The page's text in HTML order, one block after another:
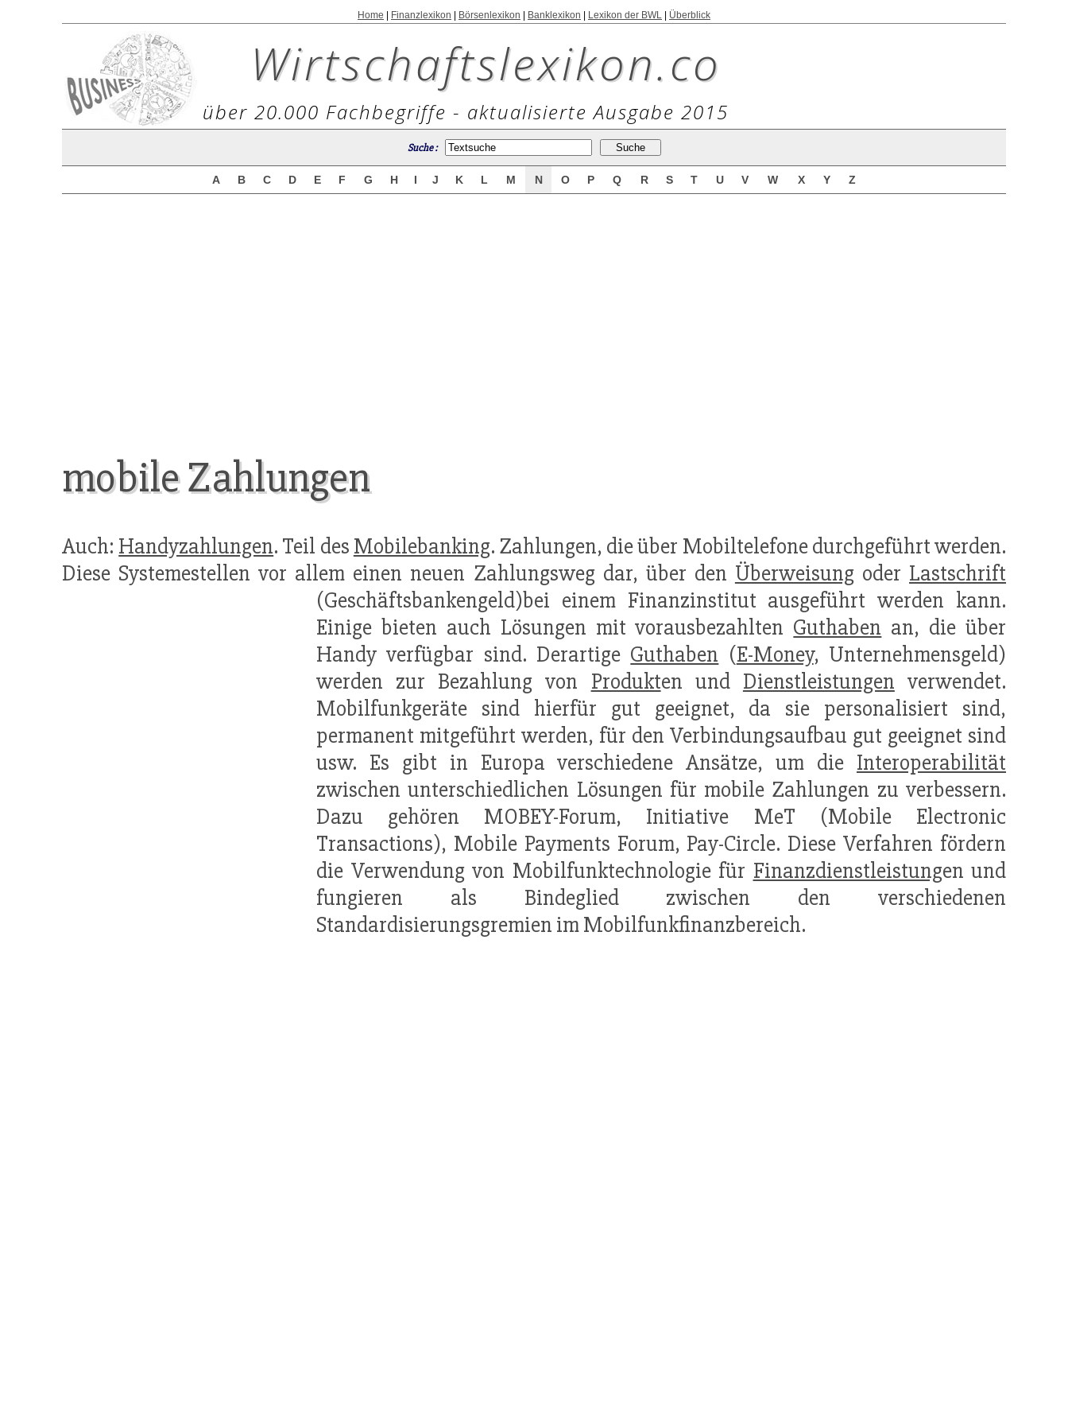
Home Finanzlexikon Börsenlexikon Banklexikon Lexikon der BWL Überblick
Wirtschaftslexikon.co
über 20.000 Fachbegriffe - aktualisierte Ausgabe 2015
Suche :
A B C D E F G H I J K L M N O P Q R S T U V W X Y Z
mobile Zahlungen
Auch: Handyzahlungen. Teil des Mobilebanking. Zahlungen, die über Mobiltelefone durchgeführt werden.
Diese Systemestellen vor allem einen neuen Zahlungsweg dar, über den Überweisungoder Lastschrift
(Geschäftsbankengeld)bei einem Finanzinstitut ausgeführt werden kann.
Einige bieten auch Lösungen mit vorausbezahlten Guthaben an, die über
Handy verfügbar sind. Derartige Guthaben (E-Money, Unternehmensgeld)
werden zur Bezahlung von Produkten und Dienstleistungen verwendet.
Mobilfunkgeräte sind hierfür gut geeignet, da sie personalisiert sind,
permanent mitgeführt werden, für den Verbindungsaufbau gut geeignet sind
usw. Es gibt in Europa verschiedene Ansätze, um die Interoperabilität
zwischen unterschiedlichen Lösungen für mobile Zahlungen zu verbessern.
Dazu gehören MOBEY-Forum, Initiative MeT (Mobile Electronic
Transactions), Mobile Payments Forum, Pay-Circle. Diese Verfahren fördern
die Verwendung von Mobilfunktechnologie für Finanzdienstleistungen und
fungieren als Bindeglied zwischen den verschiedenen
Standardisierungsgremien im Mobilfunkfinanzbereich.